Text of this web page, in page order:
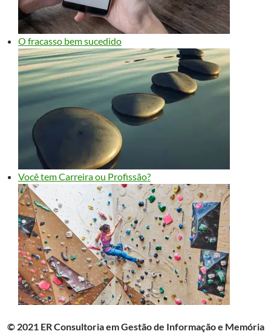
O fracasso bem sucedido
Você tem Carreira ou Profissão?
© 2021 ER Consultoria em Gestão de Informação e Memória